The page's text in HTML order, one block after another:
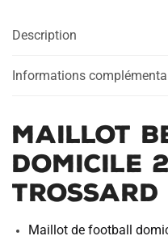
Description
Informations
Maillot
Domicile
Trossard
Maillot de football